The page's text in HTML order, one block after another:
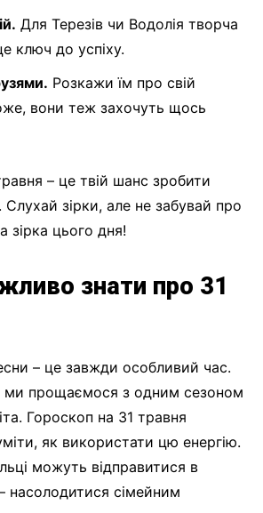
Для Терезів чи Водолія творча
ключ до успіху.
Розкажи їм про свій
вони теж захочуть щось
– це твій шанс зробити
зірки, але не забувай про
зірка цього дня!
знати про 31
– це завжди особливий час.
ми прощаємося з одним сезоном
Гороскоп на 31 травня
як використати цю енергію.
можуть відправитися в
насолодитися сімейним